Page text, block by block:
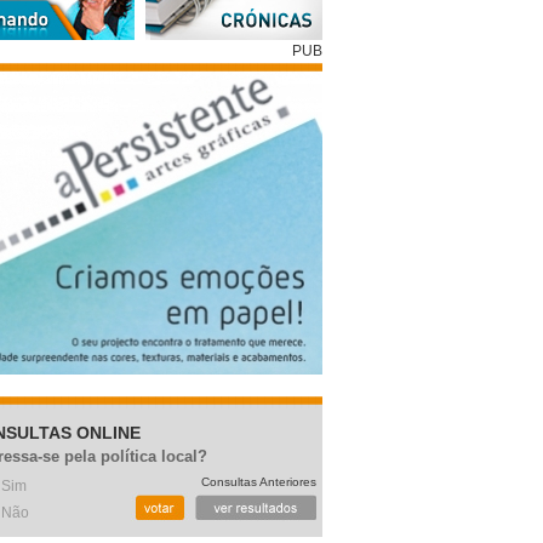
PUB
ONLINE
se pela política local?
Sim
Não
Consultas Anteriores